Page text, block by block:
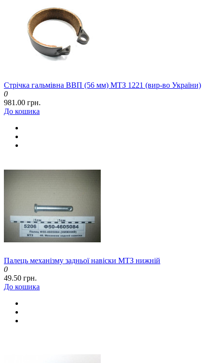
Стрічка гальмівна ВВП (56 мм) МТЗ 1221 (вир-во України)
0
981.00 грн.
До кошика
Палець механізму задньої навіски МТЗ нижній
0
49.50 грн.
До кошика